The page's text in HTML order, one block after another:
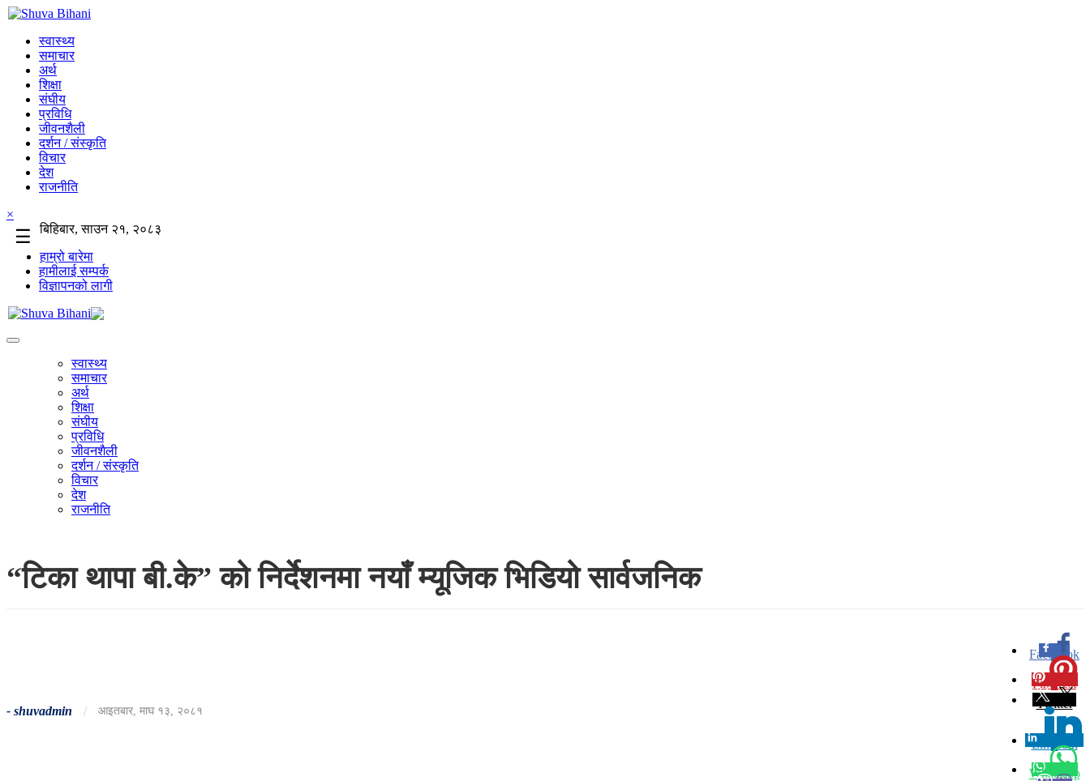
स्वास्थ्य
समाचार
अर्थ
शिक्षा
संघीय
प्रविधि
जीवनशैली
दर्शन / संस्कृति
विचार
देश
राजनीति
×
☰
बिहिबार, साउन २१, २०८३
हाम्रो बारेमा
हामीलाई सम्पर्क
विज्ञापनको लागी
स्वास्थ्य
समाचार
अर्थ
शिक्षा
संघीय
प्रविधि
जीवनशैली
दर्शन / संस्कृति
विचार
देश
राजनीति
“टिका थापा बी.के” को निर्देशनमा नयाँ म्यूजिक भिडियो सार्वजनिक
- shuvadmin / आइतबार, माघ १३, २०८१
Facebook
0
Pinterest
Twitter
Linkedin
0
Whatsapp